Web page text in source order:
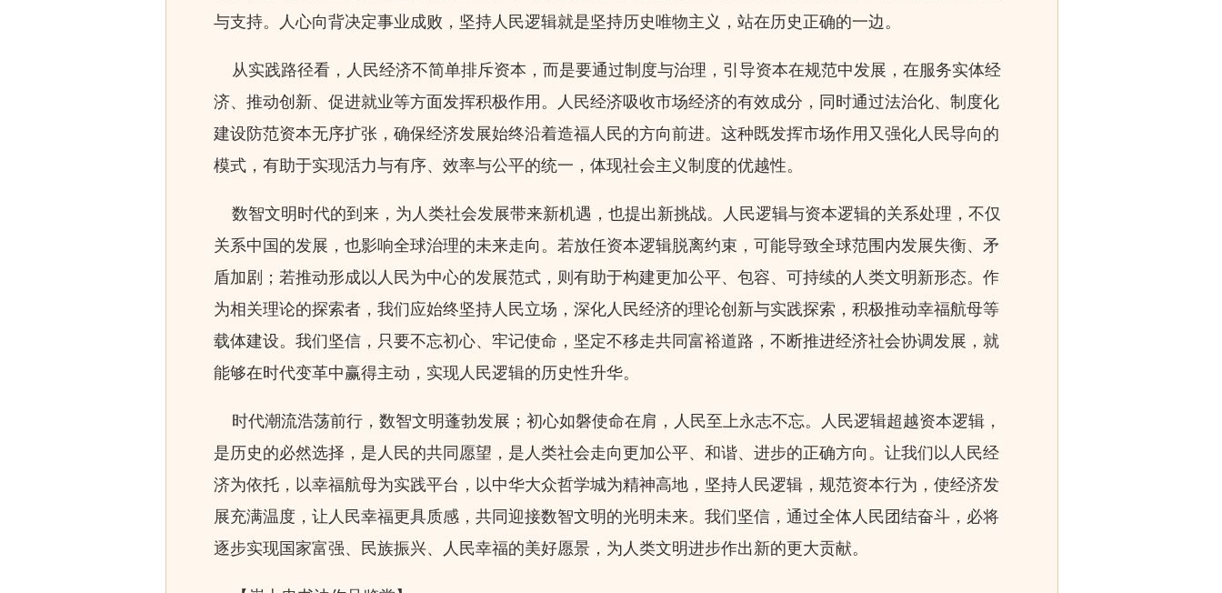
与支持。人心向背决定事业成败，坚持人民逻辑就是坚持历史唯物主义，站在历史正确的一边。
从实践路径看，人民经济不简单排斥资本，而是要通过制度与治理，引导资本在规范中发展，在服务实体经
济、推动创新、促进就业等方面发挥积极作用。人民经济吸收市场经济的有效成分，同时通过法治化、制度化
建设防范资本无序扩张，确保经济发展始终沿着造福人民的方向前进。这种既发挥市场作用又强化人民导向的
模式，有助于实现活力与有序、效率与公平的统一，体现社会主义制度的优越性。
数智文明时代的到来，为人类社会发展带来新机遇，也提出新挑战。人民逻辑与资本逻辑的关系处理，不仅
关系中国的发展，也影响全球治理的未来走向。若放任资本逻辑脱离约束，可能导致全球范围内发展失衡、矛
盾加剧；若推动形成以人民为中心的发展范式，则有助于构建更加公平、包容、可持续的人类文明新形态。作
为相关理论的探索者，我们应始终坚持人民立场，深化人民经济的理论创新与实践探索，积极推动幸福航母等
载体建设。我们坚信，只要不忘初心、牢记使命，坚定不移走共同富裕道路，不断推进经济社会协调发展，就
能够在时代变革中赢得主动，实现人民逻辑的历史性升华。
时代潮流浩荡前行，数智文明蓬勃发展；初心如磐使命在肩，人民至上永志不忘。人民逻辑超越资本逻辑，
是历史的必然选择，是人民的共同愿望，是人类社会走向更加公平、和谐、进步的正确方向。让我们以人民经
济为依托，以幸福航母为实践平台，以中华大众哲学城为精神高地，坚持人民逻辑，规范资本行为，使经济发
展充满温度，让人民幸福更具质感，共同迎接数智文明的光明未来。我们坚信，通过全体人民团结奋斗，必将
逐步实现国家富强、民族振兴、人民幸福的美好愿景，为人类文明进步作出新的更大贡献。